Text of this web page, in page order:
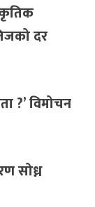
दर
?’ विमोचन
सोध्न